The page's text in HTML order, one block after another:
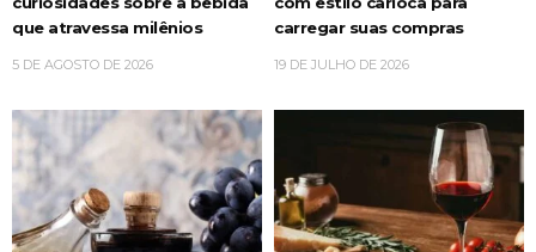
que atravessa milênios
5 DE AGOSTO DE 2026
carregar suas compras
19 DE JULHO DE 2026